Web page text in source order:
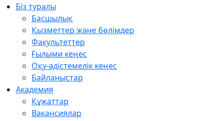
Біз туралы
Басшылық
Қызметтер және бөлімдер
Факультеттер
Ғылыми кеңес
Оқу-әдістемелік кеңес
Байланыстар
Академия
Құжаттар
Вакансиялар